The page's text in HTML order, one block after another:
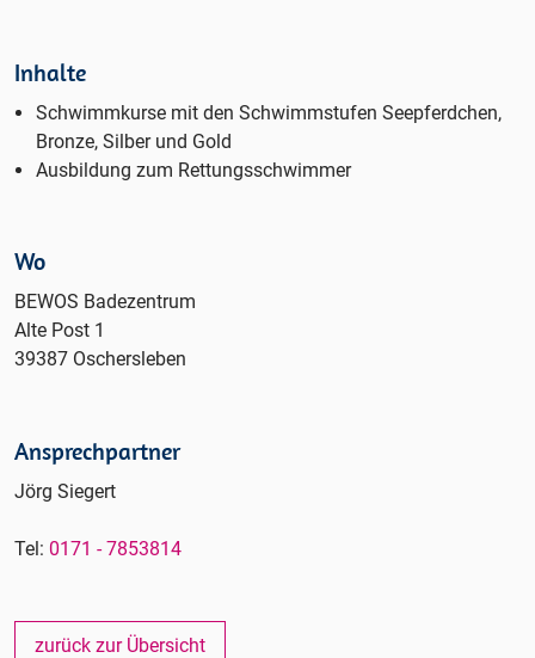
Inhalte
Schwimmkurse mit den Schwimmstufen Seepferdchen,
Bronze, Silber und Gold
Ausbildung zum Rettungsschwimmer
Wo
BEWOS Badezentrum
Alte Post 1
39387 Oschersleben
Ansprechpartner
Jörg Siegert
Tel: 0171 - 7853814
zurück zur Übersicht